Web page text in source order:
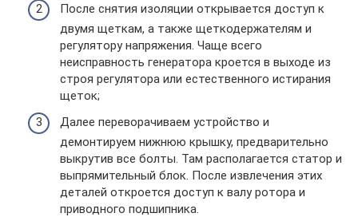
После снятия изоляции открывается доступ к
двумя щеткам, а также щеткодержателям и
регулятору напряжения. Чаще всего
неисправность генератора кроется в выходе из
строя регулятора или естественного истирания
щеток;
Далее переворачиваем устройство и
демонтируем нижнюю крышку, предварительно
выкрутив все болты. Там располагается статор и
выпрямительный блок. После извлечения этих
деталей откроется доступ к валу ротора и
приводного подшипника.